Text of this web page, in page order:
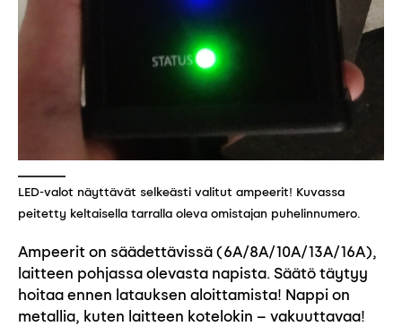
LED-valot näyttävät selkeästi valitut ampeerit! Kuvassa
peitetty keltaisella tarralla oleva omistajan puhelinnumero.
Ampeerit on säädettävissä (6A/8A/10A/13A/16A),
laitteen pohjassa olevasta napista. Säätö täytyy
hoitaa ennen latauksen aloittamista! Nappi on
metallia, kuten laitteen kotelokin – vakuuttavaa!